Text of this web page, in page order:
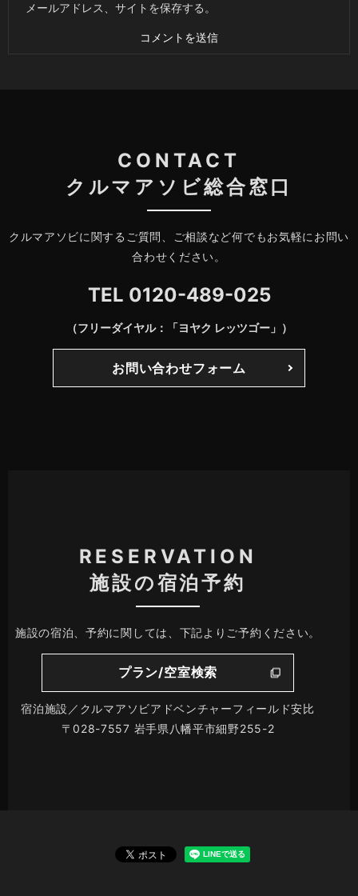
メールアドレス、サイトを保存する。
CONTACT
クルマアソビ総合窓口
クルマアソビに関するご質問、ご相談など何でもお気軽にお問い
合わせください。
TEL 0120-489-025
（フリーダイヤル：「ヨヤク レッツゴー」）
お問い合わせフォーム
RESERVATION
施設の宿泊予約
施設の宿泊、予約に関しては、下記よりご予約ください。
プラン/空室検索
宿泊施設／クルマアソビアドベンチャーフィールド安比
〒028-7557 岩手県八幡平市細野255-2